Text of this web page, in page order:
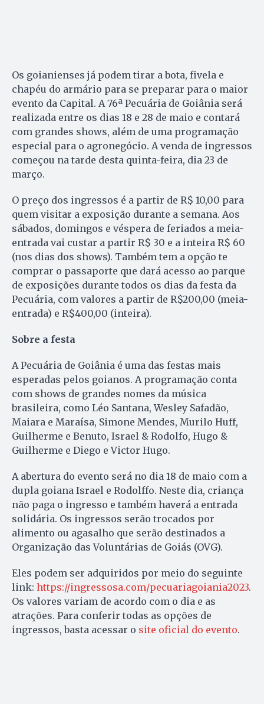
Os goianienses já podem tirar a bota, fivela e
chapéu do armário para se preparar para o maior
evento da Capital. A 76ª Pecuária de Goiânia será
realizada entre os dias 18 e 28 de maio e contará
com grandes shows, além de uma programação
especial para o agronegócio. A venda de ingressos
começou na tarde desta quinta-feira, dia 23 de
março.
O preço dos ingressos é a partir de R$ 10,00 para
quem visitar a exposição durante a semana. Aos
sábados, domingos e véspera de feriados a meia-
entrada vai custar a partir R$ 30 e a inteira R$ 60
(nos dias dos shows). Também tem a opção te
comprar o passaporte que dará acesso ao parque
de exposições durante todos os dias da festa da
Pecuária, com valores a partir de R$200,00 (meia-
entrada) e R$400,00 (inteira).
Sobre a festa
A Pecuária de Goiânia é uma das festas mais
esperadas pelos goianos. A programação conta
com shows de grandes nomes da música
brasileira, como Léo Santana, Wesley Safadão,
Maiara e Maraísa, Simone Mendes, Murilo Huff,
Guilherme e Benuto, Israel & Rodolfo, Hugo &
Guilherme e Diego e Victor Hugo.
A abertura do evento será no dia 18 de maio com a
dupla goiana Israel e Rodolffo. Neste dia, criança
não paga o ingresso e também haverá a entrada
solidária. Os ingressos serão trocados por
alimento ou agasalho que serão destinados a
Organização das Voluntárias de Goiás (OVG).
Eles podem ser adquiridos por meio do seguinte
link: https://ingressosa.com/pecuariagoiania2023.
Os valores variam de acordo com o dia e as
atrações. Para conferir todas as opções de
ingressos, basta acessar o site oficial do evento.